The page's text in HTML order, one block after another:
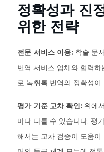
정확성과 진
위한 전략
전문 서비스 이용: 학술 문
번역 서비스 업체와 협력
로 녹취록 번역의 정확성이
평가 기준 교차 확인: 위에
마다 다를 수 있습니다. 평
해서는 교차 검증이 도움